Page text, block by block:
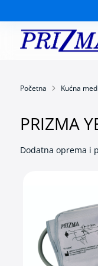
Kućna
za
krvnog
pritiska
Kontrola
dijabetesa
bebe
decu
Početna Kućna
PRIZMA
Dodatna oprema i